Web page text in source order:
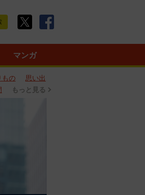
マンガ
もの
思い出
もっと見る